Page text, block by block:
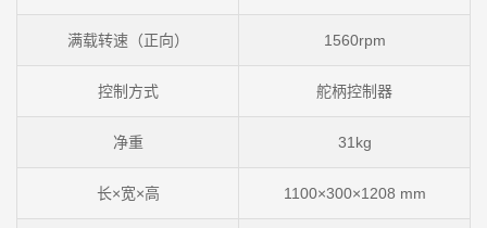
满载转速（正向） 1560rpm
控制方式 舵柄控制器
净重 31kg
长×宽×高 1100×300×1208 mm